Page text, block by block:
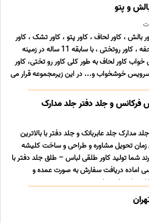
و پتو
بالش ، کاور لحاف ، کاور پتو ، کاور تشک ، کاور
خوشخواب ، کاور ملحفه ، کاور روتختی ، با سابقه 11 ساله در زمینه
خواب کاور لحاف به طور کلی کاور رو تختی، کاور
خوشخواب و... در این زیرمجموعه قرار می
... ...
و جلد دفتر جلد مدارک
مدارک جلد عابربانک و جلد دفتر با بالاترین
تحویل مشاوره و طراحی و ساخت کلیشه
شما تولید کاور طلقی لباس – طلق جلد دفتر با
اماده دریافت سفارش به صورت عمده و
بانک ها و بخش خصوصی ... ...